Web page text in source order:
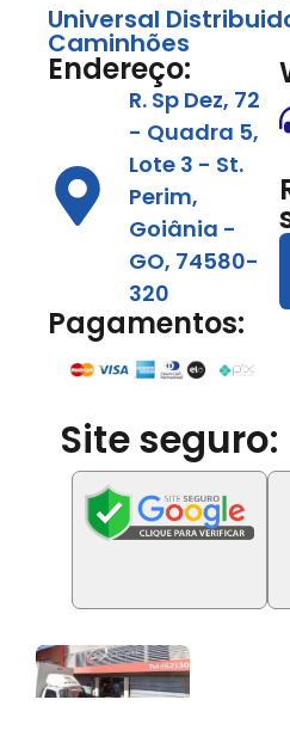
Universal
Caminhões
Endereço:
R. Sp Dez, 72
- Quadra 5,
Lote 3 - St.
Perim,
Goiânia -
GO, 74580-
320
Pagamentos:
Site seguro: